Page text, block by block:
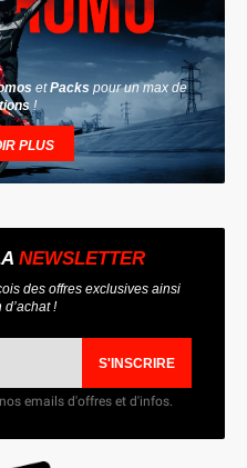
etPacks pour un max de
!
PLUS
NEWSLETTER
des offres exclusives ainsi
d’achat !
S'INSCRIRE
emails d'offres et d'infos.